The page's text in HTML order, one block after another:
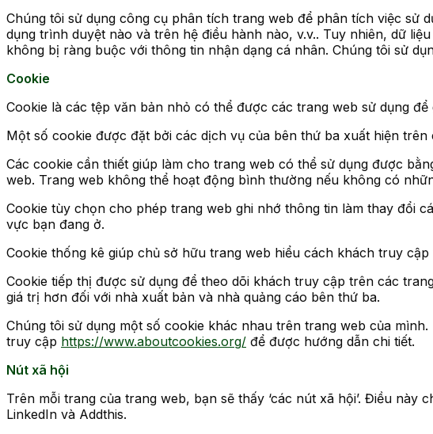
Chúng tôi sử dụng công cụ phân tích trang web để phân tích việc sử
dụng trình duyệt nào và trên hệ điều hành nào, v.v.. Tuy nhiên, dữ
không bị ràng buộc với thông tin nhận dạng cá nhân. Chúng tôi sử
Cookie
Cookie là các tệp văn bản nhỏ có thể được các trang web sử dụng
Một số cookie được đặt bởi các dịch vụ của bên thứ ba xuất hiện trên
Các cookie cần thiết giúp làm cho trang web có thể sử dụng được
web. Trang web không thể hoạt động bình thường nếu không có
Cookie tùy chọn cho phép trang web ghi nhớ thông tin làm thay đổi
vực bạn đang ở.
Cookie thống kê giúp chủ sở hữu trang web hiểu cách khách truy
Cookie tiếp thị được sử dụng để theo dõi khách truy cập trên các
giá trị hơn đối với nhà xuất bản và nhà quảng cáo bên thứ ba.
Chúng tôi sử dụng một số cookie khác nhau trên trang web của
truy cập https://www.aboutcookies.org/ để được hướng dẫn chi tiết.
Nút xã hội
Trên mỗi trang của trang web, bạn sẽ thấy ‘các nút xã hội’. Điều
LinkedIn và Addthis.